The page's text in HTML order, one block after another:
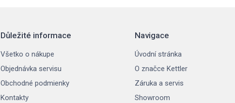
Důležité informace
Všetko o nákupe
Objednávka servisu
Obchodné podmienky
Kontakty
Navigace
Úvodní stránka
O značce Kettler
Záruka a servis
Showroom